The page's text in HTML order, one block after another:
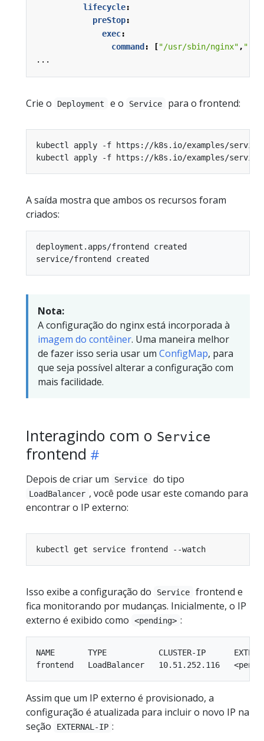
lifecycle:
preStop:
exec:
command : ["/usr/sbin/nginx" , "-s"
...
Crie o Deployment e o Service para o frontend:
A saída mostra que ambos os recursos foram
criados:
deployment.apps/frontend created
Nota:
A configuração do nginx está incorporada à
imagem do contêiner. Uma maneira melhor
de fazer isso seria usar um ConfigMap, para
que seja possível alterar a configuração com
mais facilidade.
Interagindo com o Service
frontend
Depois de criar um Service do tipo
LoadBalancer , você pode usar este comando para
encontrar o IP externo:
Isso exibe a configuração do Service
frontend e
fica monitorando por mudanças. Inicialmente, o IP
externo é exibido como
<pending> :
NAME       TYPE           CLUSTER-IP
Assim que um IP externo é provisionado, a
configuração é atualizada para incluir o novo IP na
seção
EXTERNAL-IP :